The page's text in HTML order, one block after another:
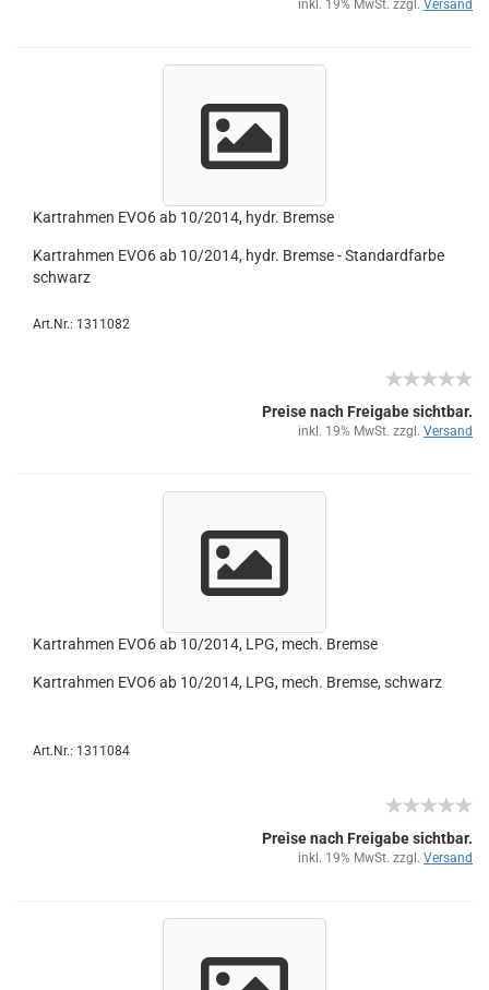
inkl. 19% MwSt. zzgl. Versand
Kart­rah­men EVO6 ab 10/2014, hydr. Brem­se
Kart­rah­men EVO6 ab 10/2014, hydr. Brem­se - Stan­dard­far­be
schwarz
Art.Nr.: 1311082
Preise nach Freigabe sichtbar.
inkl. 19% MwSt. zzgl. Versand
Kart­rah­men EVO6 ab 10/2014, LPG, mech. Brem­se
Kart­rah­men EVO6 ab 10/2014, LPG, mech. Brem­se, schwarz
Art.Nr.: 1311084
Preise nach Freigabe sichtbar.
inkl. 19% MwSt. zzgl. Versand